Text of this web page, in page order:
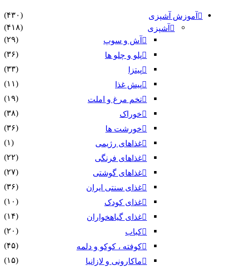
آموزش آشپزی
(۴۳۰)
آشپزی
(۴۱۸)
آش و سوپ
(۲۹)
پلو و چلو ها
(۳۶)
پیتزا
(۳۳)
پیش غذا
(۱۱)
تخم مرغ و املت
(۱۹)
خوراک
(۳۸)
خورشت ها
(۳۶)
غذاهای رژیمی
(۱)
غذاهای فرنگی
(۲۲)
غذاهای گوشتی
(۲۷)
غذای سنتی ایران
(۳۶)
غذای کودک
(۱۰)
غذای گیاهخواران
(۱۴)
کباب
(۲۰)
کوفته ، کوکو و دلمه
(۴۵)
ماکارونی و لازانیا
(۱۵)